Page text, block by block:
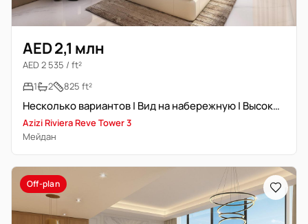
AED 2,1 млн
AED 2 535 / ft²
1
2 825 ft²
Несколько вариантов | Вид на набережную | Высокий этаж
Azizi Riviera Reve Tower 3
Мейдан
Off-plan